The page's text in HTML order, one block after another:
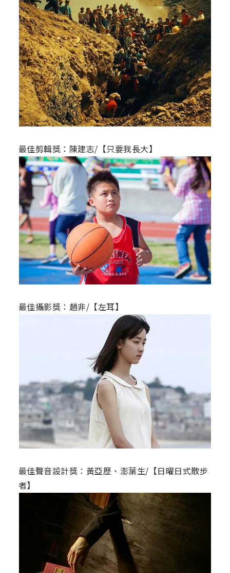
最佳剪輯獎：陳建志/【只要我長大】
最佳攝影獎：趙非/【左耳】
最佳聲音設計獎：黃亞歷、澎葉生/【日曜日式散步
者】